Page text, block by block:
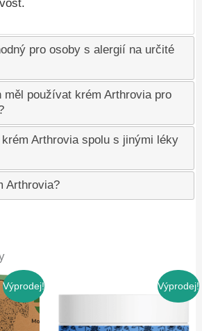
pro osoby s alergií na určité
měl používat krém Arthrovia pro
Arthrovia spolu s jinými léky
Arthrovia?
Výprodej! Výprodej!